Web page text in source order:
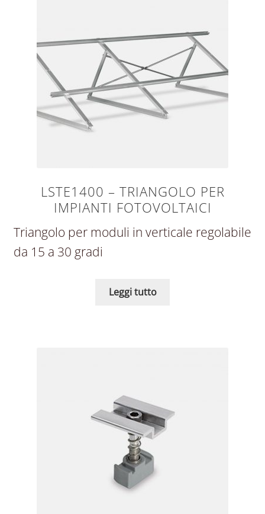
LSTE1400 – TRIANGOLO PER
IMPIANTI FOTOVOLTAICI
Triangolo per moduli in verticale regolabile
da 15 a 30 gradi
Leggi tutto